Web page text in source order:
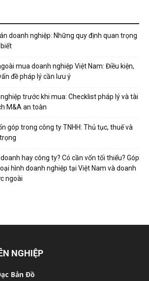
doanh nghiệp: Những quy định quan trọng
mua doanh nghiệp Việt Nam: Điều kiện,
đề pháp lý cần lưu ý
trước khi mua: Checklist pháp lý và tài
M&A an toàn
góp trong công ty TNHH: Thủ tục, thuế và
hay công ty? Có cần vốn tối thiểu? Góp
hình doanh nghiệp tại Việt Nam và doanh
ngoài
NGHIỆP
Bản Đồ